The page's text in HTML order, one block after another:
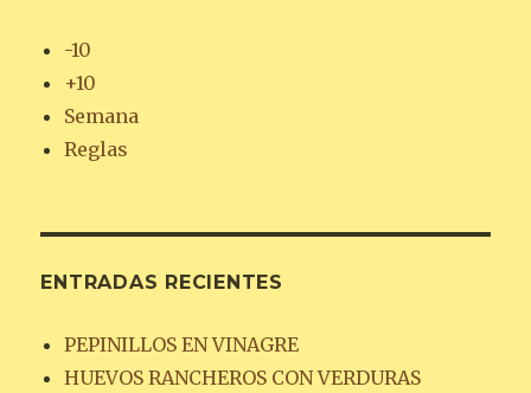
-10
+10
Semana
Reglas
ENTRADAS RECIENTES
PEPINILLOS EN VINAGRE
HUEVOS RANCHEROS CON VERDURAS